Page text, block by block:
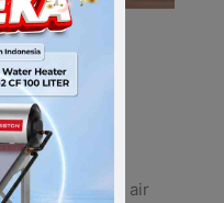
Bagi
2024
pada pagi hari
pembuangan air